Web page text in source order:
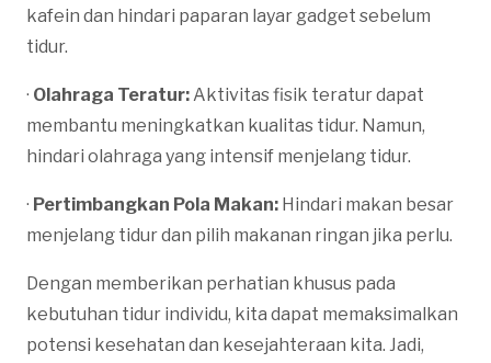
kafein dan hindari paparan layar gadget sebelum
tidur.
· Olahraga Teratur:Aktivitas fisik teratur dapat
membantu meningkatkan kualitas tidur. Namun,
hindari olahraga yang intensif menjelang tidur.
· Pertimbangkan Pola Makan: Hindari makan besar
menjelang tidur dan pilih makanan ringan jika perlu.
Dengan memberikan perhatian khusus pada
kebutuhan tidur individu, kita dapat memaksimalkan
potensi kesehatan dan kesejahteraan kita. Jadi,